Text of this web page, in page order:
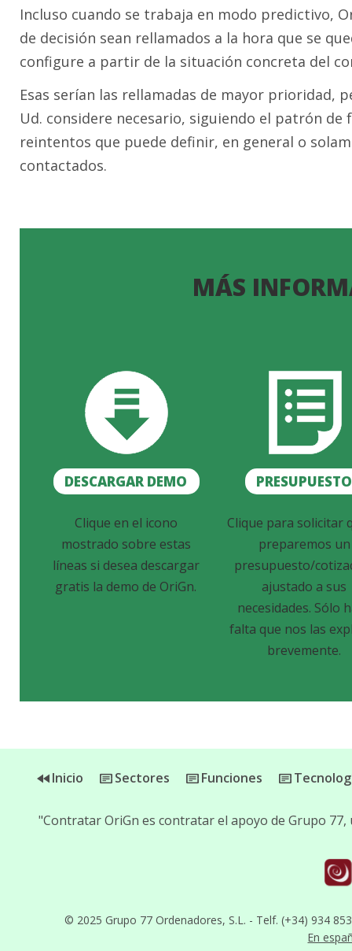
Incluso cuando se trabaja en modo predictivo,
de decisión sean rellamados a la hora que se
configure a partir de la situación concreta del
Esas serían las rellamadas de mayor prioridad,
Ud. considere necesario, siguiendo el patrón
reintentos que puede definir, en general o
contactados.
MÁS
DESCARGAR DEMO PRESUPUESTO
Clique en el icono
mostrado sobre estas
líneas si desea descargar
gratis la demo de OriGn.
Clique para solicitar
preparemos un
presupuesto/
ajustado a sus
necesidades. Sólo
falta que nos las
brevemente.
Inicio Sectores Funciones
© 2025 Grupo 77 Ordenadores, S.L. - Telf. (+34) 934
En
"Contratar OriGn es contratar el apoyo de Grupo